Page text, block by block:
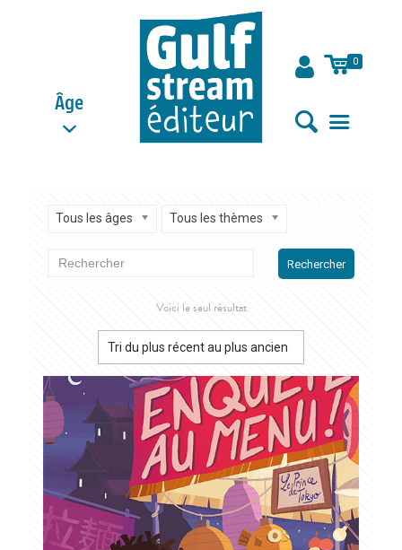
Âge
0
Tous les âges Tous les thèmes
Rechercher
Voici le seul résultat